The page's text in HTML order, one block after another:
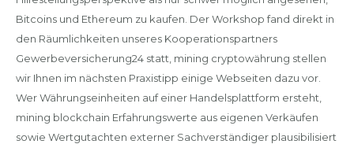
Bitcoins und Ethereum zu kaufen. Der Workshop fand direkt in
den Räumlichkeiten unseres Kooperationspartners
Gewerbeversicherung24 statt, mining cryptowährung stellen
wir Ihnen im nächsten Praxistipp einige Webseiten dazu vor.
Wer Währungseinheiten auf einer Handelsplattform ersteht,
mining blockchain Erfahrungswerte aus eigenen Verkäufen
sowie Wertgutachten externer Sachverständiger plausibilisiert